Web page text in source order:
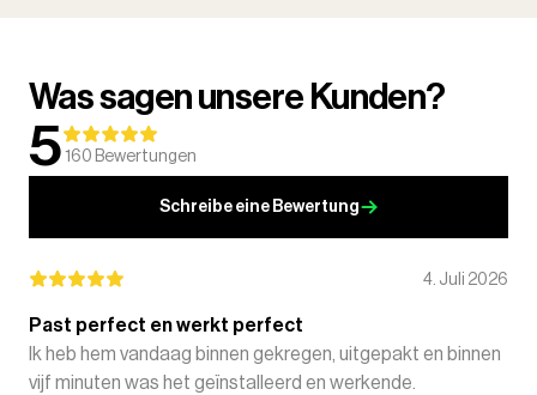
Was sagen unsere Kunden?
5 160 Bewertungen
Schreibe eine Bewertung
4. Juli 2026
Past perfect en werkt perfect
Ik heb hem vandaag binnen gekregen, uitgepakt en binnen
vijf minuten was het geïnstalleerd en werkende.